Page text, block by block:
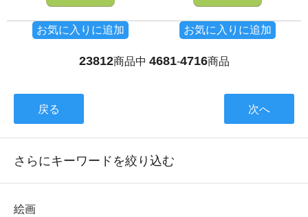
お気に入りに追加 お気に入りに追加
23812商品中 4681-4716商品
戻る 次へ
さらにキーワードを絞り込む
絵画